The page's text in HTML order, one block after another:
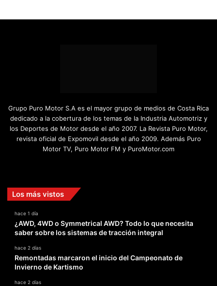
Grupo Puro Motor S.A es el mayor grupo de medios de Costa Rica
dedicado a la cobertura de los temas de la Industria Automotriz y
los Deportes de Motor desde el año 2007. La Revista Puro Motor,
revista oficial de Expomovil desde el año 2009. Además Puro
Motor TV, Puro Motor FM y PuroMotor.com
Los más vistos
hace 1 día
¿AWD, 4WD o Symmetrical AWD? Todo lo que necesita
saber sobre los sistemas de tracción integral
hace 2 días
Remontadas marcaron el inicio del Campeonato de
Invierno de Kartismo
hace 2 días